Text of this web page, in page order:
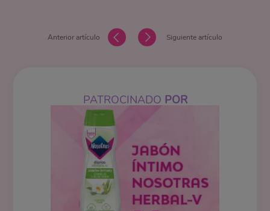
Anterior artículo Siguiente artículo
PATROCINADO POR